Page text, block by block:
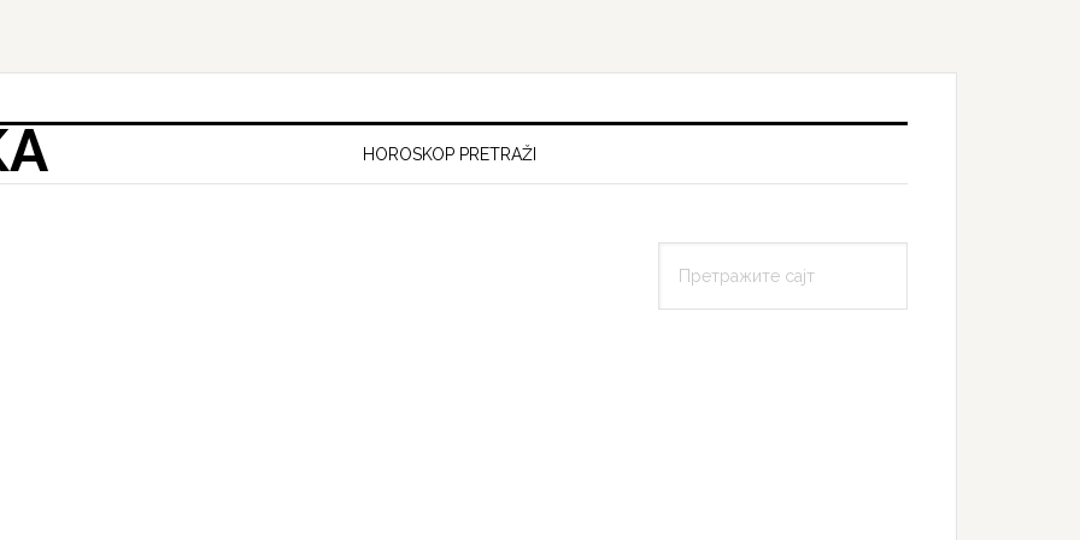
HOROSKOP PRETRAŽI